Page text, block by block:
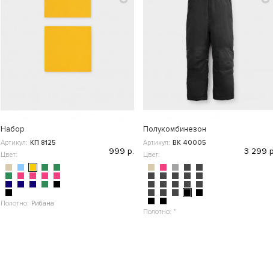
Набор
Артикул: КП 8125
Цвет:
Полотно: Рибана
999 р.
Полукомбинезон
Артикул: ВК 40005
Цвет:
Полотно: "
3 299